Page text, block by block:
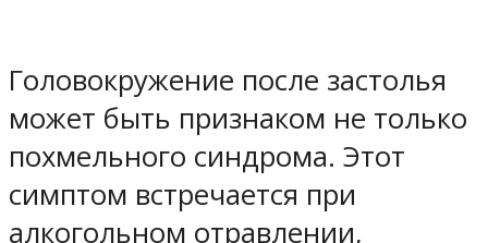
Головокружение после застолья
может быть признаком не только
похмельного синдрома. Этот
симптом встречается при
алкогольном отравлении,